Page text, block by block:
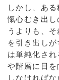
しかし、あ
愾心むき出
うよりも、
を引き出し
は単純化さ
や階層に目
しなければ